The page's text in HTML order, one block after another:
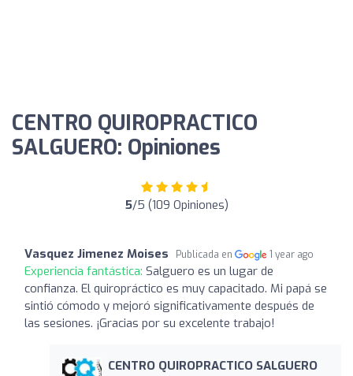
CENTRO QUIROPRACTICO
SALGUERO: Opiniones
5/5 (109 Opiniones)
Vasquez Jimenez Moises Publicada en 1 year ago
Experiencia fantástica: Salguero es un lugar de
confianza. El quiropráctico es muy capacitado. Mi papá se
sintió cómodo y mejoró significativamente después de
las sesiones. ¡Gracias por su excelente trabajo!
CENTRO QUIROPRACTICO SALGUERO